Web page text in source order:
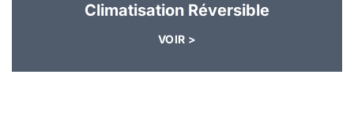
Climatisation Réversible
VOIR >